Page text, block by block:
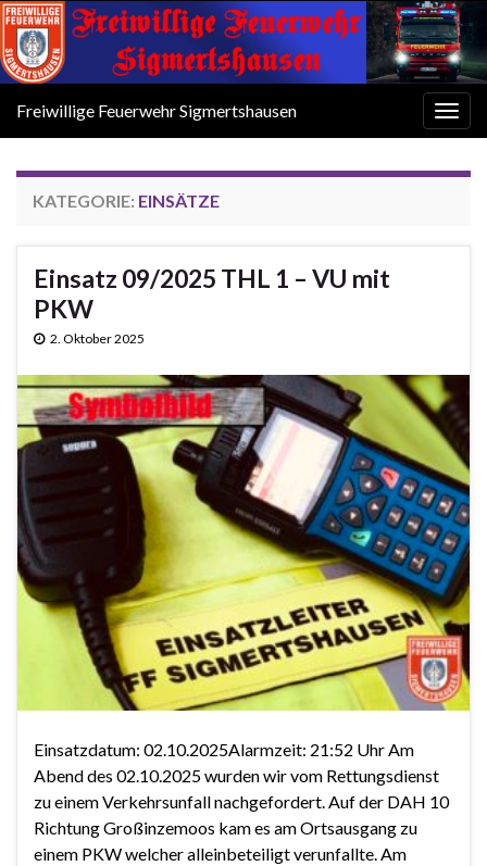
Freiwillige Feuerwehr Sigmertshausen
KATEGORIE: EINSÄTZE
Einsatz 09/2025 THL 1 – VU mit
PKW
2. Oktober 2025
Einsatzdatum: 02.10.2025Alarmzeit: 21:52 Uhr Am
Abend des 02.10.2025 wurden wir vom Rettungsdienst
zu einem Verkehrsunfall nachgefordert. Auf der DAH 10
Richtung Großinzemoos kam es am Ortsausgang zu
einem PKW welcher alleinbeteiligt verunfallte. Am